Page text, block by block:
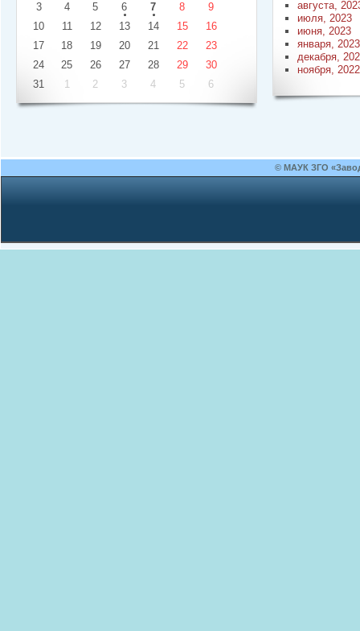
3 4 5 6 7 8
9
10
11 12 13 14 15
16
17
18 19 20 21 22
23
24
25 26 27 28 29
30
31
1 2 3 4 5 6
августа,
июля, 2023
июня, 2023
января, 2023
декабря,
ноября, 2022
© МАУК ЗГО